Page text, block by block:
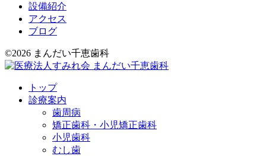
設備紹介
アクセス
ブログ
©2026 まんだい千恵歯科
トップ
診療案内
歯周病
矯正歯科・小児矯正歯科
小児歯科
むし歯